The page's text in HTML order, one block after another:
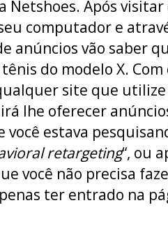
Netshoes. Após visitar
computador e
anúncios vão saber
do modelo X. Com
site que
lhe oferecer
estava
retargeting“, ou
você não precisa
ter entrado na